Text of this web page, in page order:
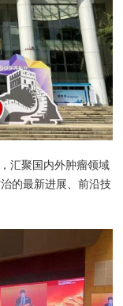
汇聚国内外肿瘤领域
的最新进展、前沿技